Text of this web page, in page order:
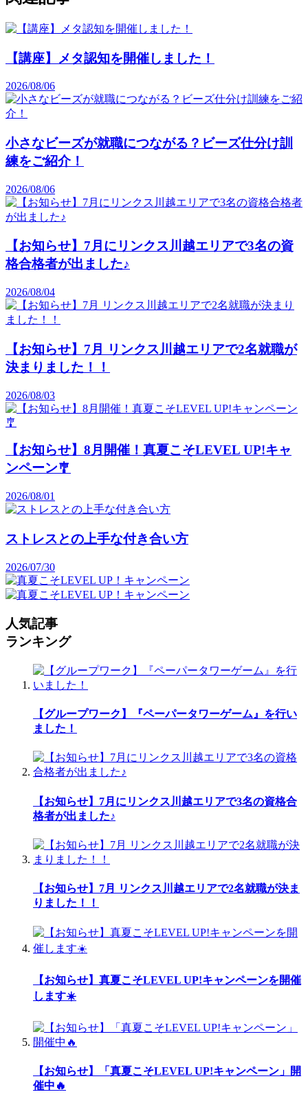
【講座】メタ認知を開催しました！
2026/08/06
小さなビーズが就職につながる？ビーズ仕分け訓
練をご紹介！
2026/08/06
【お知らせ】7月にリンクス川越エリアで3名の資
格合格者が出ました♪
2026/08/04
【お知らせ】7月 リンクス川越エリアで2名就職が
決まりました！！
2026/08/03
【お知らせ】8月開催！真夏こそLEVEL UP!キャ
ンペーン🎐
2026/08/01
ストレスとの上手な付き合い方
2026/07/30
人気記事
ランキング
【グループワーク】『ペーパータワーゲーム』を行い
ました！
【お知らせ】7月にリンクス川越エリアで3名の資格合
格者が出ました♪
【お知らせ】7月 リンクス川越エリアで2名就職が決ま
りました！！
【お知らせ】真夏こそLEVEL UP!キャンペーンを開催
します☀️
【お知らせ】「真夏こそLEVEL UP!キャンペーン」開
催中🔥